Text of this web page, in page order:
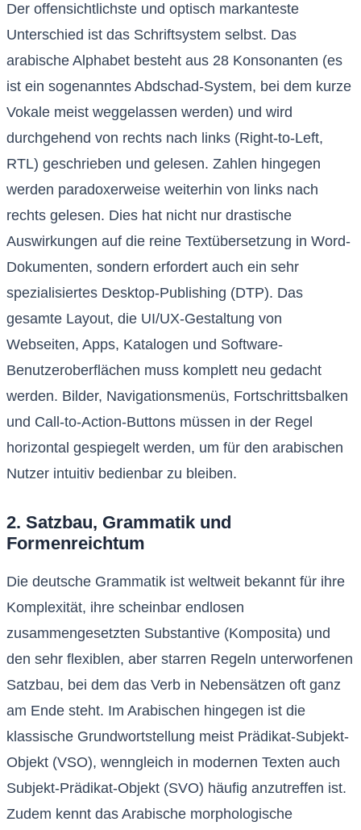
Der offensichtlichste und optisch markanteste
Unterschied ist das Schriftsystem selbst. Das
arabische Alphabet besteht aus 28 Konsonanten (es
ist ein sogenanntes Abdschad-System, bei dem kurze
Vokale meist weggelassen werden) und wird
durchgehend von rechts nach links (Right-to-Left,
RTL) geschrieben und gelesen. Zahlen hingegen
werden paradoxerweise weiterhin von links nach
rechts gelesen. Dies hat nicht nur drastische
Auswirkungen auf die reine Textübersetzung in Word-
Dokumenten, sondern erfordert auch ein sehr
spezialisiertes Desktop-Publishing (DTP). Das
gesamte Layout, die UI/UX-Gestaltung von
Webseiten, Apps, Katalogen und Software-
Benutzeroberflächen muss komplett neu gedacht
werden. Bilder, Navigationsmenüs, Fortschrittsbalken
und Call-to-Action-Buttons müssen in der Regel
horizontal gespiegelt werden, um für den arabischen
Nutzer intuitiv bedienbar zu bleiben.
2. Satzbau, Grammatik und
Formenreichtum
Die deutsche Grammatik ist weltweit bekannt für ihre
Komplexität, ihre scheinbar endlosen
zusammengesetzten Substantive (Komposita) und
den sehr flexiblen, aber starren Regeln unterworfenen
Satzbau, bei dem das Verb in Nebensätzen oft ganz
am Ende steht. Im Arabischen hingegen ist die
klassische Grundwortstellung meist Prädikat-Subjekt-
Objekt (VSO), wenngleich in modernen Texten auch
Subjekt-Prädikat-Objekt (SVO) häufig anzutreffen ist.
Zudem kennt das Arabische morphologische